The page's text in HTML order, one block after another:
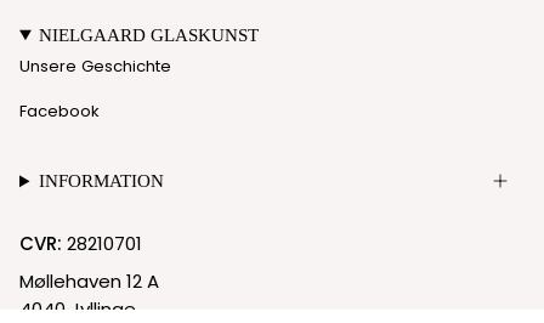
NIELGAARD GLASKUNST
Unsere Geschichte
Facebook
INFORMATION
CVR: 28210701
Møllehaven 12 A
4040 Jyllinge